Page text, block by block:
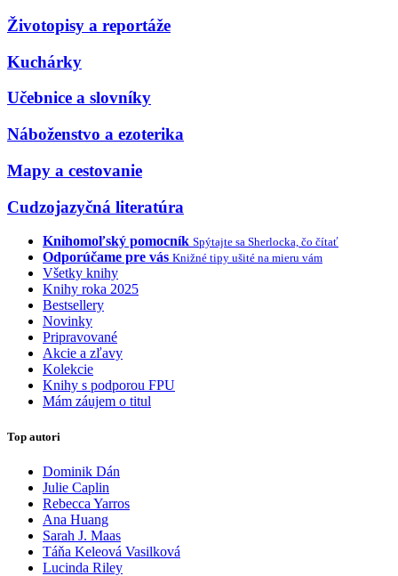
Životopisy a reportáže
Kuchárky
Učebnice a slovníky
Náboženstvo a ezoterika
Mapy a cestovanie
Cudzojazyčná literatúra
Knihomoľský pomocník Spýtajte sa Sherlocka, čo čítať
Odporúčame pre vás Knižné tipy ušité na mieru vám
Všetky knihy
Knihy roka 2025
Bestsellery
Novinky
Pripravované
Akcie a zľavy
Kolekcie
Knihy s podporou FPU
Mám záujem o titul
Top autori
Dominik Dán
Julie Caplin
Rebecca Yarros
Ana Huang
Sarah J. Maas
Táňa Keleová Vasilková
Lucinda Riley